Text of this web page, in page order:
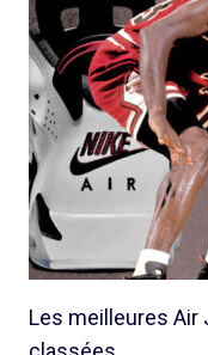
Les meilleures Air